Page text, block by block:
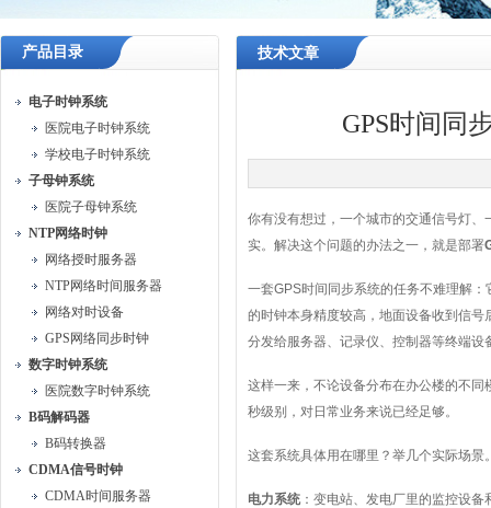
产品目录
电子时钟系统
医院电子时钟系统
学校电子时钟系统
子母钟系统
医院子母钟系统
NTP网络时钟
网络授时服务器
NTP网络时间服务器
网络对时设备
GPS网络同步时钟
数字时钟系统
医院数字时钟系统
B码解码器
B码转换器
CDMA信号时钟
CDMA时间服务器
技术文章
GPS时间同
你有没有想过，一个城市的交通信号灯
实。解决这个问题的办法之一，就是部署
一套GPS时间同步系统的任务不难理解
的时钟本身精度较高，地面设备收到信
分发给服务器、记录仪、控制器等终端设
这样一来，不论设备分布在办公楼的不
秒级别，对日常业务来说已经足够。
这套系统具体用在哪里？举几个实际场景
电力系统 ：变电站、发电厂里的监控设